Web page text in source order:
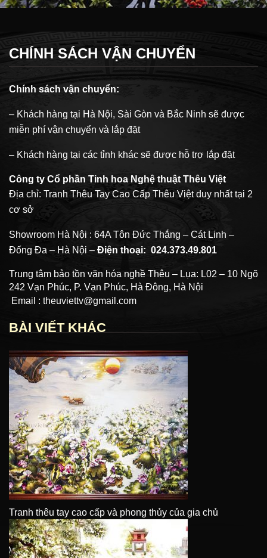
CHÍNH SÁCH VẬN CHUYỂN
Chính sách vận chuyển:
– Khách hàng tại Hà Nội, Sài Gòn và Bắc Ninh sẽ được
miễn phí vận chuyển và lắp đặt
– Khách hàng tại các tỉnh khác sẽ được hỗ trợ lắp đặt
Công ty Cổ phần Tinh hoa Nghệ thuật Thêu Việt
Địa chỉ: Tranh Thêu Tay Cao Cấp Thêu Việt duy nhất tại 2
cơ sở
Showroom Hà Nội : 64A Tôn Đức Thắng – Cát Linh –
Đống Đa – Hà Nội – Điện thoại: 024.373.49.801
Trung tâm bảo tồn văn hóa nghề Thêu – Lụa: L02 – 10 Ngõ
242 Vạn Phúc, P. Vạn Phúc, Hà Đông, Hà Nội
Email : theuviettv@gmail.com
BÀI VIẾT KHÁC
Tranh thêu tay cao cấp và phong thủy của gia chủ